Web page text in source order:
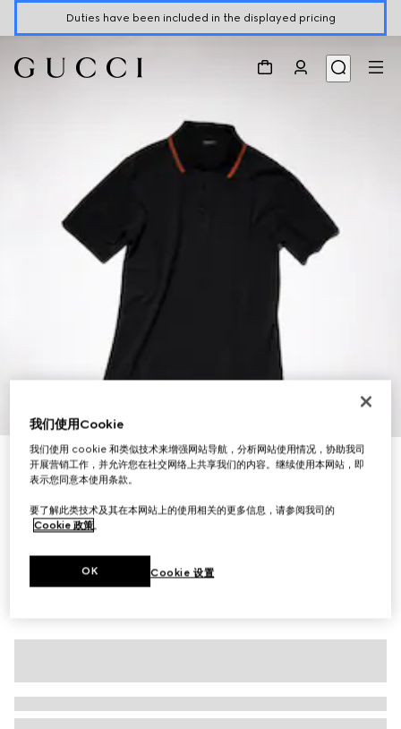
Duties have been included in the displayed pricing
/3
珠地棉平针Polo衫
R 15 300
我们使用Cookie
我们使用 cookie 和类似技术来增强网站导航，分析网站使用情况，协助我司
开展营销工作，并允许您在社交网络上共享我们的内容。继续使用本网站，即
表示您同意本使用条款。
要了解此类技术及其在本网站上的使用相关的更多信息，请参阅我司的
Cookie 政策。
Cookie 设置
OK